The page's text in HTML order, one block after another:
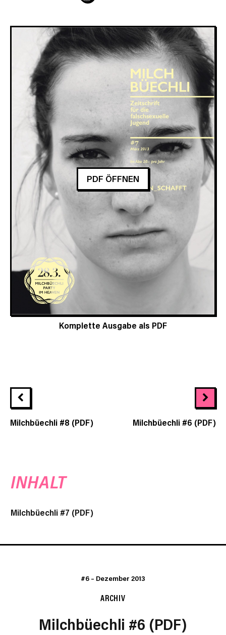
PDF ÖFFNEN
Komplette Ausgabe als PDF
Milchbüechli #8 (PDF) Milchbüechli #6 (PDF)
INHALT
Milchbüechli #7 (PDF)
#6 – Dezember 2013
ARCHIV
Milchbüechli #6 (PDF)